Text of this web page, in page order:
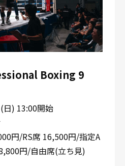
Boxing 9
日) 13:00開始
円/RS席 16,500円/指定A
円/自由席(立ち見)